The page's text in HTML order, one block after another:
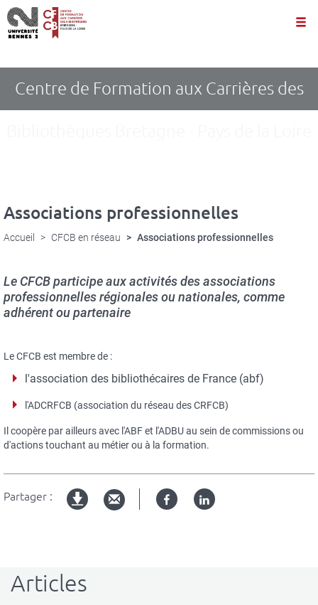
Panneau de gestion des cookies
Aller
au
contenu
Centre de Formation aux Carrières des
Associations professionnelles
Accueil CFCB en réseau Associations professionnelles
Le CFCB participe aux activités des associations
professionnelles régionales ou nationales, comme
adhérent ou partenaire
Le CFCB est membre de :
l'association des bibliothécaires de France (abf)
l'ADCRFCB (association du réseau des CRFCB)
Il coopère par ailleurs avec l'ABF et l'ADBU au sein de commissions ou
d'actions touchant au métier ou à la formation.
Partager : FacebookLinked
Articles